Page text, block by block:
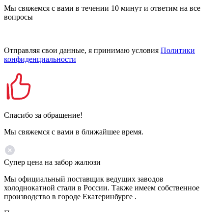
Мы свяжемся с вами в течении 10 минут и ответим на все
вопросы
Отправляя свои данные, я принимаю условия Политики
конфиденциальности
Спасибо за обращение!
Мы свяжемся с вами в ближайшее время.
Супер цена на забор жалюзи
Мы официальный поставщик ведущих заводов
холоднокатной стали в России. Также имеем собственное
производство в городе Екатеринбурге .